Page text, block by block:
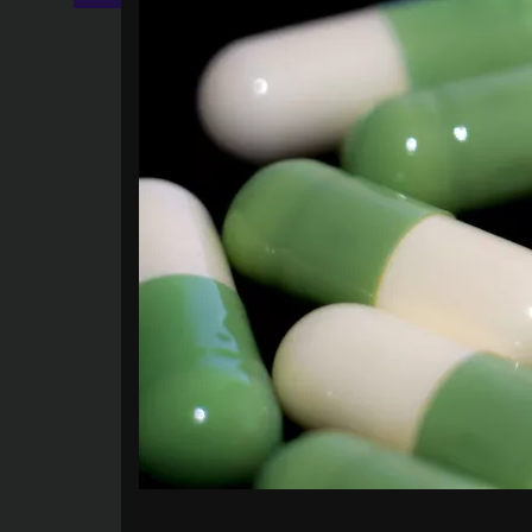
Facebook
TwitterLinkedIn
Mail